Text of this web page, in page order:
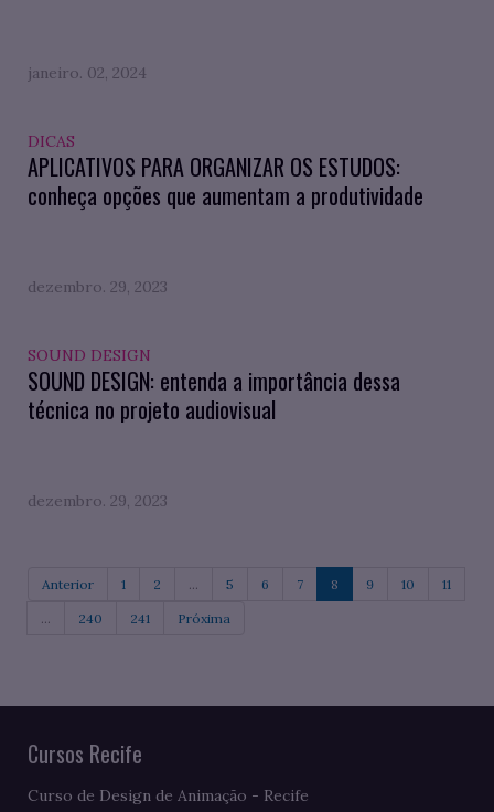
janeiro. 02, 2024
DICAS
APLICATIVOS PARA ORGANIZAR OS ESTUDOS:
conheça opções que aumentam a produtividade
dezembro. 29, 2023
SOUND DESIGN
SOUND DESIGN: entenda a importância dessa
técnica no projeto audiovisual
dezembro. 29, 2023
Anterior 1 2 ... 5 6 7 8 9 10 11
... 240 241 Próxima
Cursos Recife
Curso de Design de Animação - Recife